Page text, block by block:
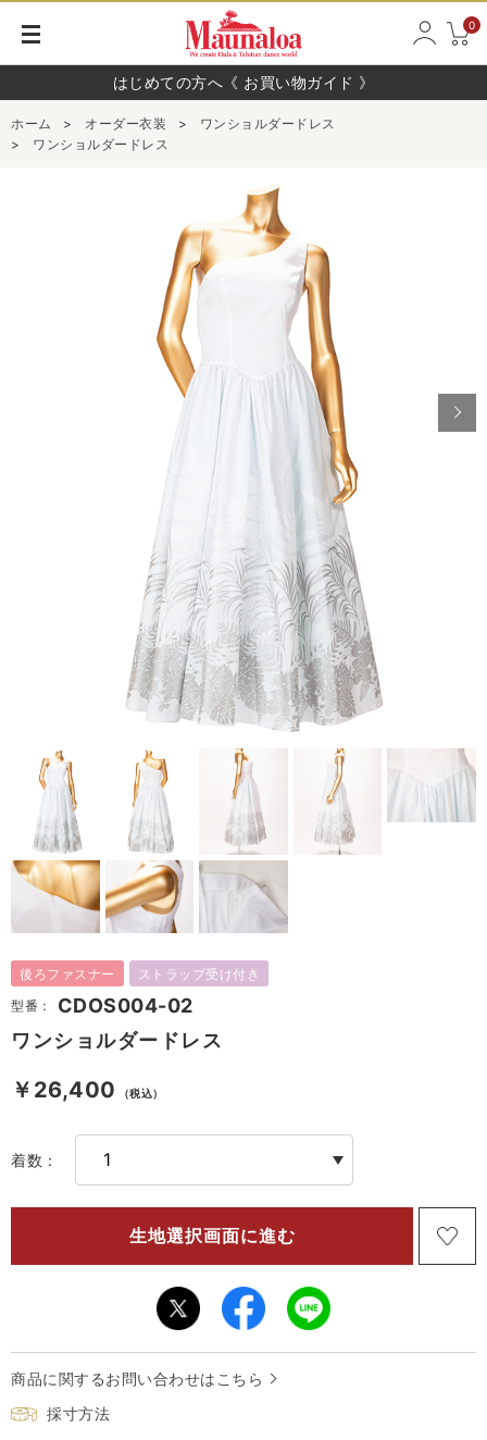
0
はじめての方へ《 お買い物ガイド 》
ホーム > オーダー衣装 >
ワンショルダードレス
>
ワンショルダードレス
後ろファスナー
ストラップ受け付き
型番：
CDOS004-02
ワンショルダードレス
￥26,400 （税込）
着数：
商品に関するお問い合わせはこちら
採寸方法